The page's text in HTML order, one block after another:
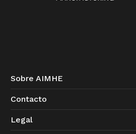
Sobre AIMHE
Contacto
Legal